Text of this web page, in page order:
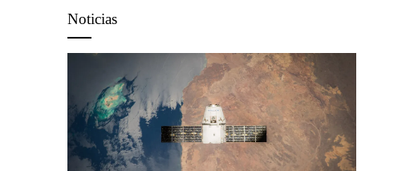
Noticias